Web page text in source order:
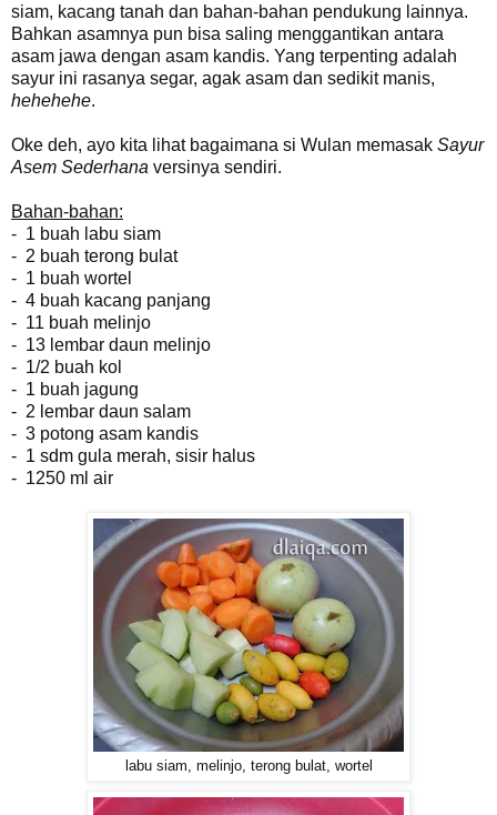
siam, kacang tanah dan bahan-bahan pendukung lainnya.
Bahkan asamnya pun bisa saling menggantikan antara
asam jawa dengan asam kandis. Yang terpenting adalah
sayur ini rasanya segar, agak asam dan sedikit manis,
hehehehe.
Oke deh, ayo kita lihat bagaimana si Wulan memasak Sayur
Asem Sederhana versinya sendiri.
Bahan-bahan:
- 1 buah labu siam
- 2 buah terong bulat
- 1 buah wortel
- 4 buah kacang panjang
- 11 buah melinjo
- 13 lembar daun melinjo
- 1/2 buah kol
- 1 buah jagung
- 2 lembar daun salam
- 3 potong asam kandis
- 1 sdm gula merah, sisir halus
- 1250 ml air
labu siam, melinjo, terong bulat, wortel